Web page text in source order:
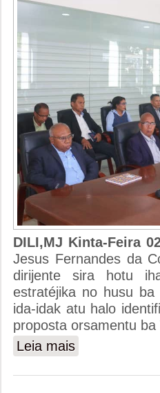
DILI,MJ Kinta-Feira
Jesus Fernandes da
dirijente sira hotu
estratéjika no husu
ida-idak atu halo
proposta orsamentu ba
Leia mais
FISKAL 2027